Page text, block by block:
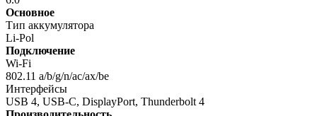
Основное
Тип аккумулятора
Li-Pol
Подключение
Wi-Fi
802.11 a/b/g/n/ac/ax/be
Интерфейсы
USB 4, USB-C, DisplayPort, Thunderbolt 4